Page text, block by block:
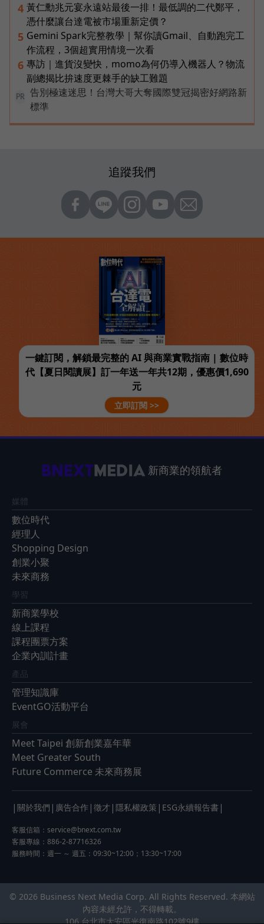
4 黃仁勳兆元宴永遠站最後一排！最低調的二代鄭平，
憑什麼讓台達電被市場重新定價？
5 Gemini Spark完整教學｜幫你讀Gmail、自動跑完工
作流程，3個超實用情境一次看
6 專訪｜進貨沒變快，momo為何仍導入機器人？物流
副總揭比拚速度更棘手的缺工難題
PR
告別極速迷思！台灣大哥大奪國際雙冠揭密好網路新
標準
追蹤我們
一鍵訂閱，解鎖最完整的 AI 與商業實戰指南 | 數位時
代【夏日閱讀展】訂一年送一年共12期，優惠價1,690
元
立即訂閱 >>
新商業的領航者
媒體
數位時代
經理人
Shopping Design
創業小聚
未來商務
學習
新商業學校
線上課程
課程團票方案
企業內訓計畫
產品
管理知識庫
EventGO活動平台
展會
Meet Taipei 創新創業嘉年華
Meet Greater South
Future Commerce 未來商務展
| 關於我們 | 廣告合作 | 徵才 | 隱私權政策 | ESG永續報告書 |
客服信箱： service@bnext.com.tw
客服專線：886-2-87716326
服務時間：週一 ～ 週五：09:30~12:00；13:30~17:00
© 2026 Business Next Media Corp. All Rights Reserved. 本網站
內容未經允許，不得轉載。
106 台北市大安區光復南路102號9樓